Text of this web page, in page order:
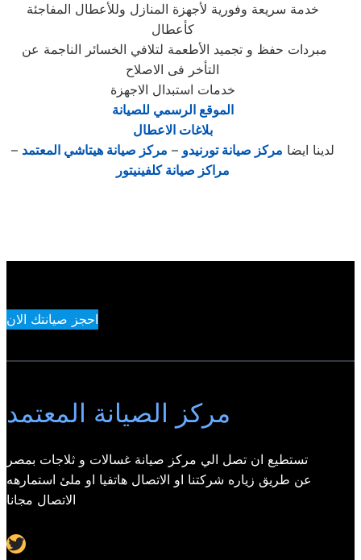
خدمة سريعة وفورية لأجهزة المنازل وللأعطال المفاجئة
كأعطال
التأخر فى الاصلاح
خدمات استبدال الاجهزة
الموقع الرسمي للصيانة
بلاغات الاعطال
لدينا ايضا مركز صيانة تورنيدو – مركز صيانة هيتاشي المعتمد –
مراكز صيانة كلفينيتور
احجز صيانتك الان
مركز الصيانة المعتمد
تستطيع ان تصل الي مركز صيانة غسالات و ثلاجات بمصر
عن طريق زياره شركتنا او الاتصال هاتفيا او ملئ استمارهه
الاتصال مجانا
Twitter